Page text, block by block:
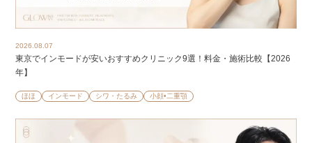
2026.08.07
東京でインモードが安いおすすめクリニック9選！料金・施術比較【2026
年】
ほほ インモード シワ・たるみ 小顔•二重顎